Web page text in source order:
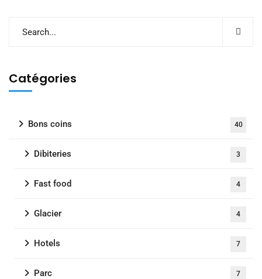
Catégories
Bons coins 40
Dibiteries 3
Fast food 4
Glacier 4
Hotels 7
Parc 7